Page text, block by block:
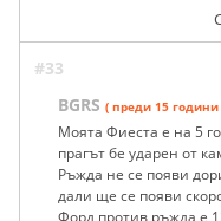
#33
BGRS ( преди 15 години
Моята Фиеста е на 5
прагът бе ударен от
Ръжда не се появи
дали ще се появи
Форд против ръжда е